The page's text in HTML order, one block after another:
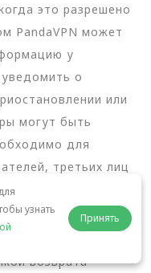
это разрешено
PandaVPN может
у
о
или
могут быть
для
третьих лиц
Услуг PandaVPN.
любого
прекращения
возврата
узнать
Принять